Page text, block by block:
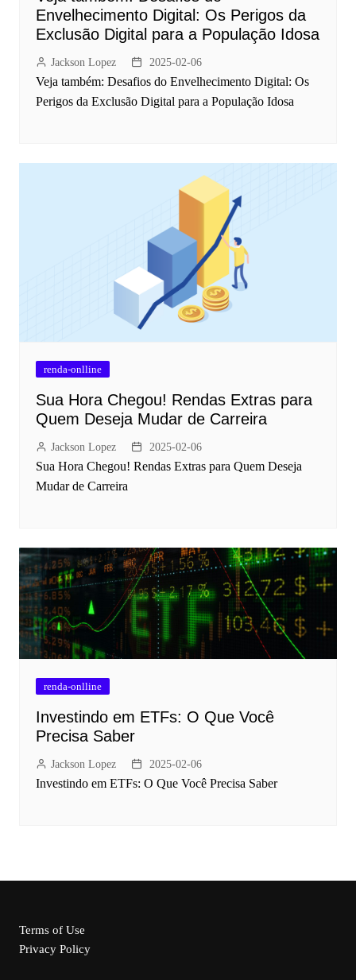
Envelhecimento Digital: Os Perigos da
Exclusão Digital para a População Idosa
Jackson Lopez 2025-02-06
Veja também: Desafios do Envelhecimento Digital: Os
Perigos da Exclusão Digital para a População Idosa
renda-onlline
Sua Hora Chegou! Rendas Extras para
Quem Deseja Mudar de Carreira
Jackson Lopez 2025-02-06
Sua Hora Chegou! Rendas Extras para Quem Deseja
Mudar de Carreira
renda-onlline
Investindo em ETFs: O Que Você
Precisa Saber
Jackson Lopez 2025-02-06
Investindo em ETFs: O Que Você Precisa Saber
Terms of Use
Privacy Policy